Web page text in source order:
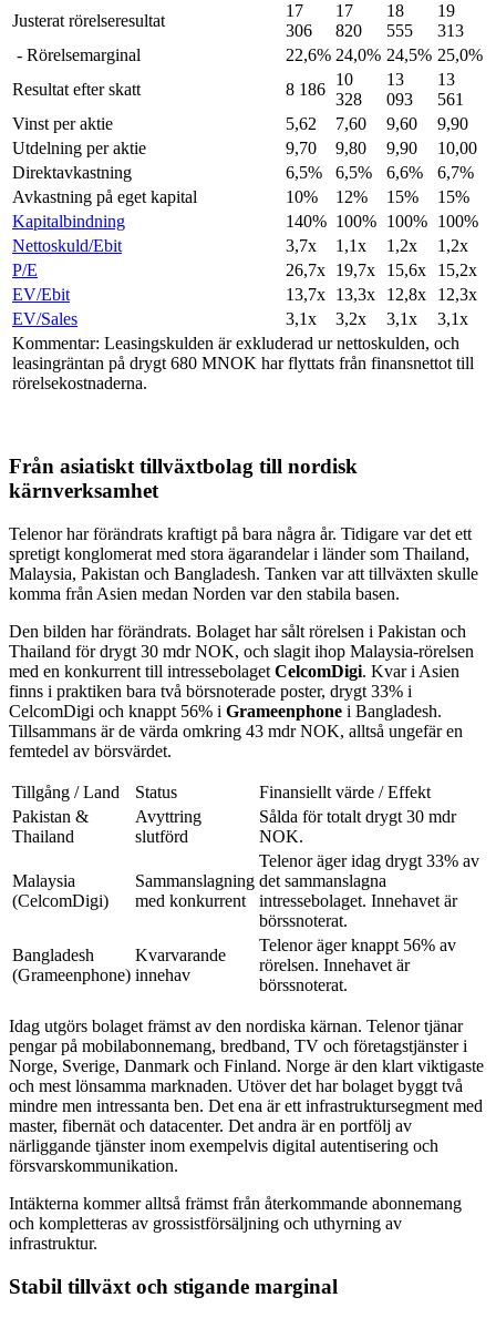
Justerat rörelseresultat
17
306
17
820
18
555
19
313
- Rörelsemarginal
22,6% 24,0% 24,5% 25,0%
Resultat efter skatt
8 186
10
328
13
093
13
561
Vinst per aktie
5,62 7,60 9,60
9,90
Utdelning per aktie
9,70 9,80 9,90
10,00
Direktavkastning
6,5% 6,5% 6,6%
6,7%
Avkastning på eget kapital
10% 12% 15%
15%
Kapitalbindning
140% 100% 100% 100%
Nettoskuld/Ebit
3,7x 1,1x 1,2x
1,2x
P/E
26,7x 19,7x 15,6x
15,2x
EV/Ebit
13,7x 13,3x 12,8x
12,3x
EV/Sales
3,1x 3,2x 3,1x
3,1x
Kommentar: Leasingskulden är exkluderad ur nettoskulden, och
leasingräntan på drygt 680 MNOK har flyttats från finansnettot till
rörelsekostnaderna.
Från asiatiskt tillväxtbolag till nordisk
kärnverksamhet
Telenor har förändrats kraftigt på bara några år. Tidigare var det ett
spretigt konglomerat med stora ägarandelar i länder som Thailand,
Malaysia, Pakistan och Bangladesh. Tanken var att tillväxten skulle
komma från Asien medan Norden var den stabila basen.
Den bilden har förändrats. Bolaget har sålt rörelsen i Pakistan och
Thailand för drygt 30 mdr NOK, och slagit ihop Malaysia-rörelsen
med en konkurrent till intressebolaget CelcomDigi. Kvar i Asien
finns i praktiken bara två börsnoterade poster, drygt 33% i
CelcomDigi och knappt 56% i Grameenphone i Bangladesh.
Tillsammans är de värda omkring 43 mdr NOK, alltså ungefär en
femtedel av börsvärdet.
Tillgång / Land Status
Finansiellt värde / Effekt
Pakistan &
Thailand
Avyttring
slutförd
Sålda för totalt drygt 30 mdr
NOK.
Malaysia
(CelcomDigi)
Sammanslagning
med konkurrent
Telenor äger idag drygt 33% av
det sammanslagna
intressebolaget. Innehavet är
börssnoterat.
Bangladesh
(Grameenphone)
Kvarvarande
innehav
Telenor äger knappt 56% av
rörelsen. Innehavet är
börssnoterat.
Idag utgörs bolaget främst av den nordiska kärnan. Telenor tjänar
pengar på mobilabonnemang, bredband, TV och företagstjänster i
Norge, Sverige, Danmark och Finland. Norge är den klart viktigaste
och mest lönsamma marknaden. Utöver det har bolaget byggt två
mindre men intressanta ben. Det ena är ett infrastruktursegment med
master, fibernät och datacenter. Det andra är en portfölj av
närliggande tjänster inom exempelvis digital autentisering och
försvarskommunikation.
Intäkterna kommer alltså främst från återkommande abonnemang
och kompletteras av grossistförsäljning och uthyrning av
infrastruktur.
Stabil tillväxt och stigande marginal